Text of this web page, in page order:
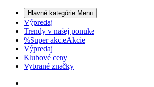
Hlavné kategórie Menu
Výpredaj
Trendy v našej ponuke
%Super akcieAkcie
Výpredaj
Klubové ceny
Vybrané značky